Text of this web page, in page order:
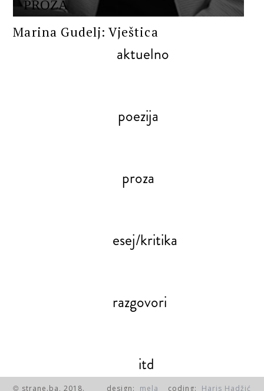
PROZA
Marina Gudelj: Vještica
aktuelno
poezija
proza
esej/kritika
razgovori
itd
© strane.ba, 2018. design: mela coding: Haris Hadžić